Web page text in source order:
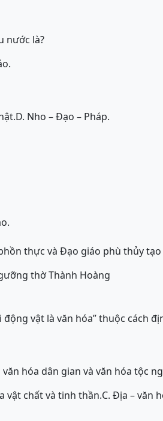
nước là?
D. Nho – Đạo – Pháp.
thực và Đạo giáo phù thủy
thờ Thành Hoàng
vật là văn hóa” thuộc cách
hóa dân gian và văn hóa tộc
vật chất và tinh thần.C. Địa – văn